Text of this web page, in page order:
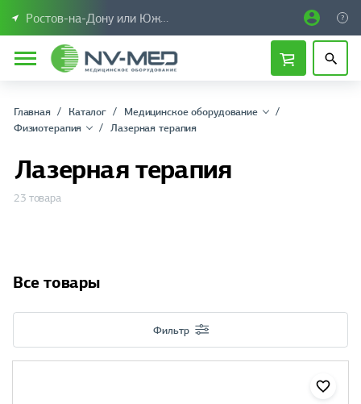
Ростов-на-Дону или Южный Федеральный округ
Главная Каталог
Медицинское оборудование
Физиотерапия
Лазерная терапия
Лазерная терапия
23 товара
Все товары
Фильтр